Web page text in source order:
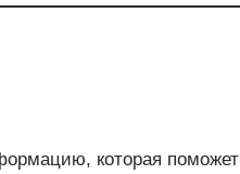
которая поможет